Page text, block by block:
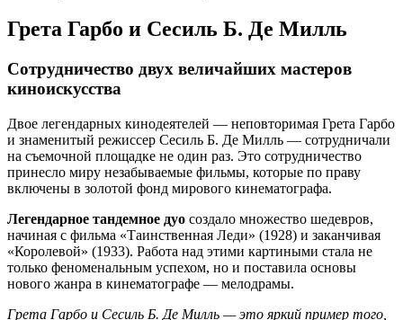
Грета Гарбо и Сесиль Б. Де Милль
Сотрудничество двух величайших мастеров
киноискусства
Двое легендарных кинодеятелей — неповторимая Грета Гарбо
и знаменитый режиссер Сесиль Б. Де Милль — сотрудничали
на съемочной площадке не один раз. Это сотрудничество
принесло миру незабываемые фильмы, которые по праву
включены в золотой фонд мирового кинематографа.
Легендарное тандемное дуо создало множество шедевров,
начиная с фильма «Таинственная Леди» (1928) и заканчивая
«Королевой» (1933). Работа над этими картиными стала не
только феноменальным успехом, но и поставила основы
нового жанра в кинематографе — мелодрамы.
Грета Гарбо и Сесиль Б. Де Милль — это яркий пример того,